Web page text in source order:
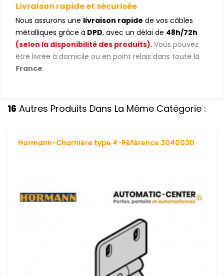
Livraison rapide et sécurisée
Nous assurons une livraison rapide de vos câbles
métalliques grâce à DPD, avec un délai de 48h/72h
(selon la disponibilité des produits). Vous pouvez
être livrée à domicile ou en point relais dans toute la
France.
16 Autres Produits Dans La Même Catégorie :
Hormann-Charnière type 4-Référence 3040030